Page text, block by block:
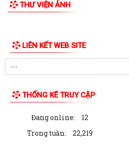
THƯ VIỆN ẢNH